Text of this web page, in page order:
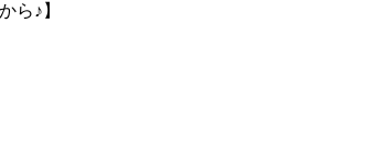
ら♪】